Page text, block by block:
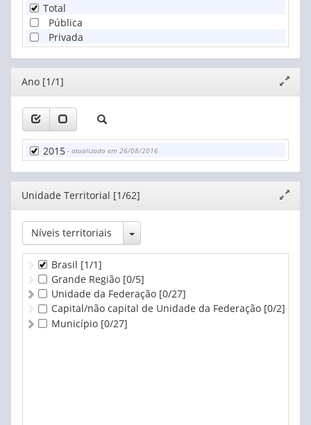
Total
Pública
Privada
Editor
janela
Ano [1/1]
2015 - atualizado em 26/08/2016
Editor
janela
Unidade Territorial [1/62]
Níveis territoriais Toggle Dropdown
Brasil [1/1]
Grande Região [0/5]
Unidade da Federação [0/27]
Capital/não capital de Unidade da Federação [0/2]
Município [0/27]